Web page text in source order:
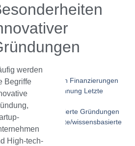
werden
Begriffe
High-tech-
Förderungen Finanzierungen
Kundengewinnung Letzte
wissensbasierte Gründungen
technologieorientierte/wissensbasierte
•